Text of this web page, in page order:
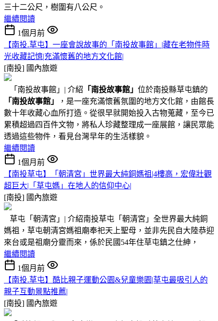
三十二公尺，樹圍有八公尺。
繼續閱讀
1個月前
【南投.草屯】一座會說故事的「南投故事館」|藏在老物件時
光收藏記憶|充滿懷舊的地方文化館|
[南投] 國內旅遊
「南投故事館」| 介紹 「南投故事館」 位於南投縣草屯鎮的
「南投故事館」
，是一座充滿懷舊氛圍的地方文化館，由館長
數十年收藏心血所打造。從很早就開始投入古物蒐藏，至今已
累積超過四百件文物，將私人珍藏整理成一座展館，讓民眾能
透過這些物件，看見台灣早年的生活樣貌。
繼續閱讀
1個月前
【南投草屯】「朝清宮」世界最大純銅媽祖|4樓高，宏偉壯觀
超巨大|「草屯媽」在地人的信仰中心|
[南投] 國內旅遊
草屯「朝清宮」| 介紹南投草屯「朝清宮」全世界最大純銅
媽祖，草屯朝清宮媽祖廟奉祀天上聖母，並非先民自大陸恭迎
來台或是祖廟分靈而來，係於民國54年住草屯鎮之仕紳，
繼續閱讀
1個月前
【南投.草屯】酷比親子運動公園&兒童樂園|草屯最吸引人的
親子互動景點推薦|
[南投] 國內旅遊